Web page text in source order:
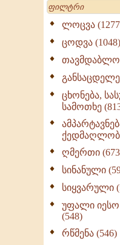
Search
ლოცვა
ცოდვა (1048)
ცხონება,
სამოთხე
ღმერთი
სინანული
სიყვარული
უფალი იესო
(548)
რწმენა (546)